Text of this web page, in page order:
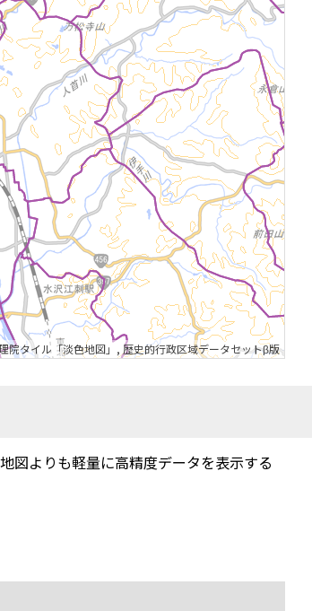
院タイル「淡色地図」 , 歴史的行政区域データセットβ版
図よりも軽量に高精度データを表示する